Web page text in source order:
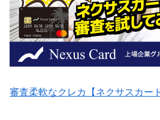
審査柔軟なクレカ【ネクサスカー